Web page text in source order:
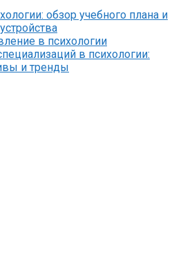
обзор учебного плана и
в психологии
в психологии:
и тренды